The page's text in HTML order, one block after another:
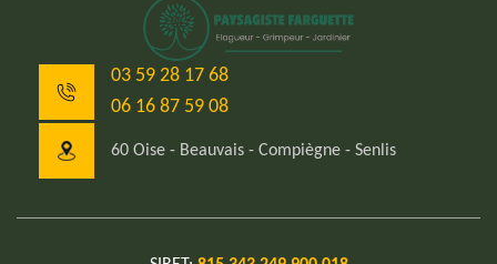
03 59 28 17 68
06 16 87 59 08
60 Oise - Beauvais - Compiègne - Senlis